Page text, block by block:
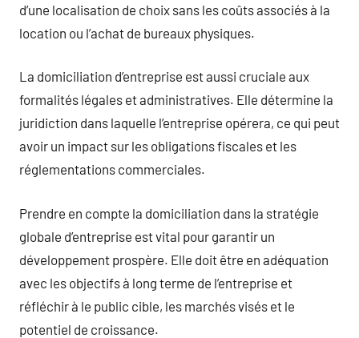
d’une localisation de choix sans les coûts associés à la
location ou l’achat de bureaux physiques.
La domiciliation d’entreprise est aussi cruciale aux
formalités légales et administratives. Elle détermine la
juridiction dans laquelle l’entreprise opérera, ce qui peut
avoir un impact sur les obligations fiscales et les
réglementations commerciales.
Prendre en compte la domiciliation dans la stratégie
globale d’entreprise est vital pour garantir un
développement prospère. Elle doit être en adéquation
avec les objectifs à long terme de l’entreprise et
réfléchir à le public cible, les marchés visés et le
potentiel de croissance.